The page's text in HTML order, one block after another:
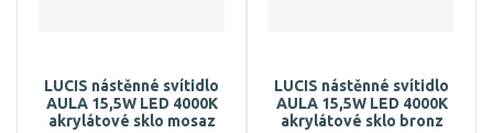
LUCIS nástěnné svítidlo
AULA 15,5W LED 4000K
akrylátové sklo mosaz
LUCIS nástěnné svítidlo
AULA 15,5W LED 4000K
akrylátové sklo bronz